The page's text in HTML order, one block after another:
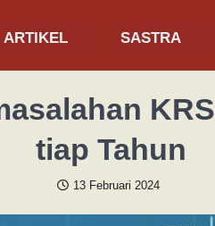
ARTIKEL SASTRA
tiap Tahun
13 Februari 2024